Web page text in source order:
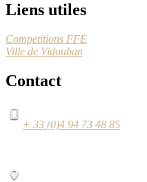
Liens utiles
Competitions FFE
Ville de Vidauban
Contact
+ 33 (0)4 94 73 48 85